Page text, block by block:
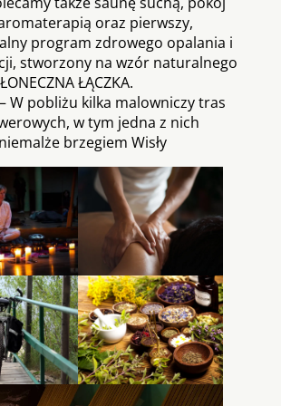
oraz pierwszy,
program zdrowego opalania i
stworzony na wzór naturalnego
ŁĄCZKA.
– W pobliżu kilka malowniczy tras
w tym jedna z nich
brzegiem Wisły